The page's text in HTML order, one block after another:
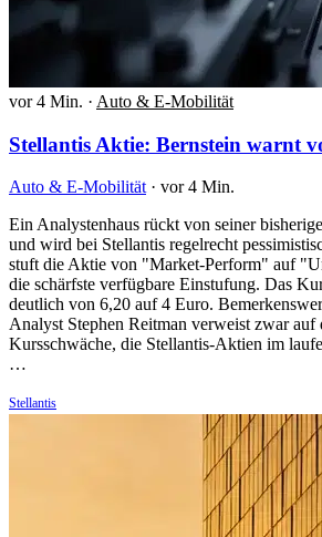
vor 4 Min. · Auto & E-Mobilität
Stellantis Aktie: Bernstein warnt
Auto & E-Mobilität · vor 4 Min.
Ein Analystenhaus rückt von seiner
und wird bei Stellantis regelrecht
stuft die Aktie von "Market-Perform" auf
die schärfste verfügbare Einstufung. Das
deutlich von 6,20 auf 4 Euro.
Analyst Stephen Reitman verweist zwar auf
Kursschwäche, die Stellantis-Aktien im
…
Stellantis